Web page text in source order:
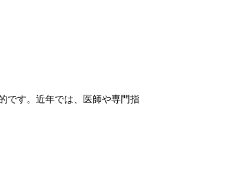
です。近年では、医師や専門指